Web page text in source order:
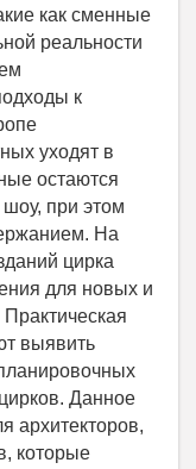
как сменные
реальности
к
уходят в
остаются
при этом
На
цирка
для новых и
выявить
Данное
архитекторов,
которые